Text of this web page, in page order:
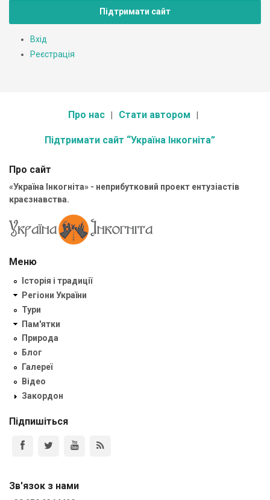
Підтримати сайт
Вхід
Реєстрація
Про нас Стати автором
Підтримати сайт “Україна Інкогніта”
Про сайт
«Україна Інкогніта» - неприбутковий проект ентузіастів
краєзнавства.
Меню
Історія і традиції
Регіони України
Тури
Пам'ятки
Природа
Блог
Галереї
Відео
Закордон
Підпишіться
Зв'язок з нами